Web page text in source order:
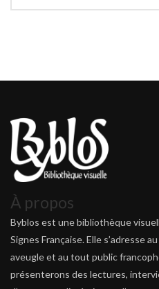
À propos
Byblos est une bibliothèque
Signes Française. Elle s’adresse
aveugle et au tout public
présenterons des lectures,